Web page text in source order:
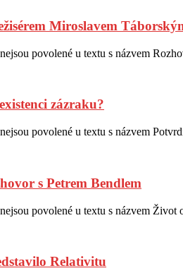
Miroslavem
povolené u textu s názvem
zázraku?
povolené u textu s názvem
s Petrem Bendlem
povolené u textu s názvem Život
Relativitu